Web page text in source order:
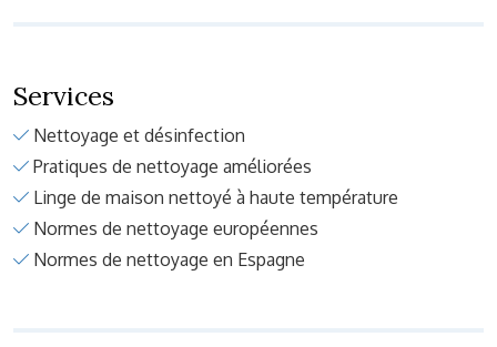
Services
Nettoyage et désinfection
Pratiques de nettoyage améliorées
Linge de maison nettoyé à haute température
Normes de nettoyage européennes
Normes de nettoyage en Espagne